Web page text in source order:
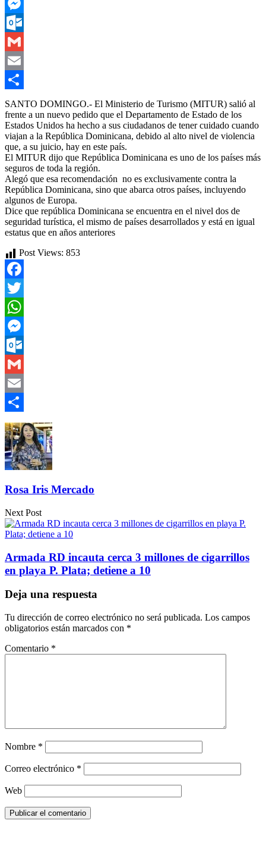
WhatsApp
Messenger
Outlook.com
Gmail
Email
Compartir
SANTO DOMINGO.- El Ministerio de Turismo (MITUR) salió al
frente a un nuevo pedido que el Departamento de Estado de los
Estados Unidos ha hecho a sus ciudadanos de tener cuidado cuando
viajan a la República Dominicana, debido al alto nivel de violencia
que, a su juicio, hay en este país.
El MITUR dijo que República Dominicana es uno de los países más
seguros de toda la región.
Alegó que esa recomendación no es exclusivamente contra la
República Dominicana, sino que abarca otros países, incluyendo
algunos de Europa.
Dice que república Dominicana se encuentra en el nivel dos de
seguridad turística, el mismo de países desarrollados y está en igual
estatus que en años anteriores
Post Views: 853
Facebook
Twitter
WhatsApp
Messenger
Outlook.com
Gmail
Email
Compartir
Rosa Iris Mercado
Next Post
Armada RD incauta cerca 3 millones de cigarrillos
en playa P. Plata; detiene a 10
Deja una respuesta
Tu dirección de correo electrónico no será publicada. Los campos
obligatorios están marcados con *
Comentario *
Nombre *
Correo electrónico *
Web